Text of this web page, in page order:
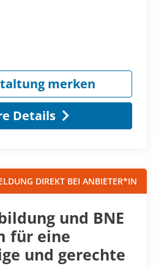
merken
Details
DIREKT BEI ANBIETER*IN
und BNE
für eine
und gerechte